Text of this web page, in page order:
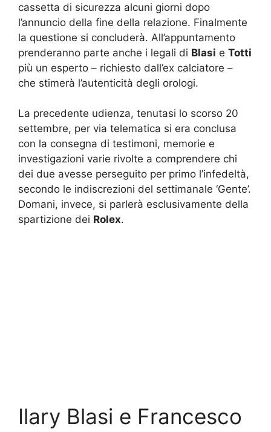
cassetta di sicurezza alcuni giorni dopo
l’annuncio della fine della relazione. Finalmente
la questione si concluderà. All’appuntamento
prenderanno parte anche i legali di Blasi e Totti
più un esperto – richiesto dall’ex calciatore –
che stimerà l’autenticità degli orologi.
La precedente udienza, tenutasi lo scorso 20
settembre, per via telematica si era conclusa
con la consegna di testimoni, memorie e
investigazioni varie rivolte a comprendere chi
dei due avesse perseguito per primo l’infedeltà,
secondo le indiscrezioni del settimanale ‘Gente’.
Domani, invece, si parlerà esclusivamente della
spartizione dei Rolex.
Ilary Blasi e Francesco